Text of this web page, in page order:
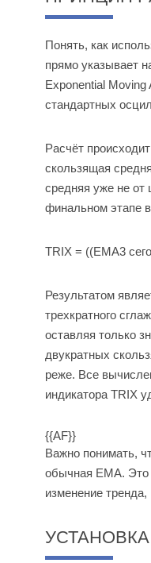
Понять, как
прямо указывает
Exponential
стандартных
Расчёт
скользящая
средняя уже не
финальном этапе
TRIX = ((EMA3
Результатом
трехкратного
оставляя только
двукратных
реже. Все
индикатора TRIX
{{AF}}
Важно понимать,
обычная EMA. Это
изменение тренда,